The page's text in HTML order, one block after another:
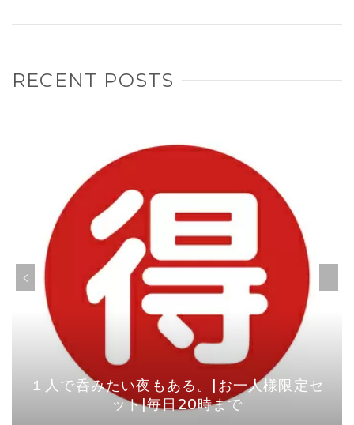
RECENT POSTS
１人で呑みたい夜もある。|お一人様限定セ
ット|毎日20時まで